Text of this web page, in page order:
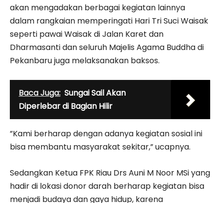
akan mengadakan berbagai kegiatan lainnya
dalam rangkaian memperingati Hari Tri Suci Waisak
seperti pawai Waisak di Jalan Karet dan
Dharmasanti dan seluruh Majelis Agama Buddha di
Pekanbaru juga melaksanakan baksos.
Baca Juga: Sungai Sail Akan
Diperlebar di Bagian Hilir
”Kami berharap dengan adanya kegiatan sosial ini
bisa membantu masyarakat sekitar,” ucapnya.
Sedangkan Ketua FPK Riau Drs Auni M Noor MSi yang
hadir di lokasi donor darah berharap kegiatan bisa
menjadi budaya dan gaya hidup, karena